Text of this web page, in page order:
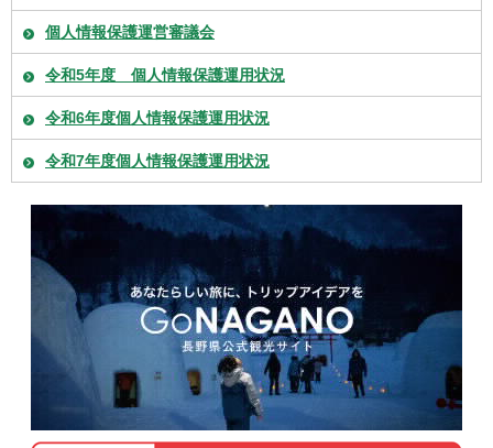
個人情報保護運営審議会
令和5年度 個人情報保護運用状況
令和6年度個人情報保護運用状況
令和7年度個人情報保護運用状況